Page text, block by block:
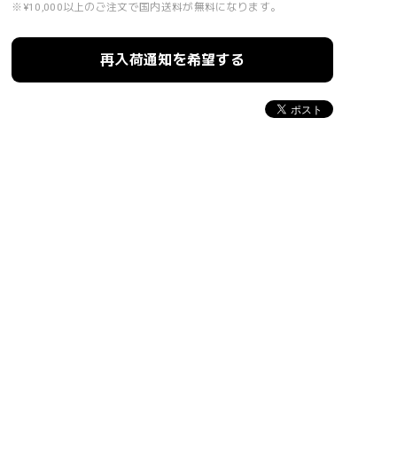
※¥10,000以上のご注文で国内送料が無料になります。
再入荷通知を希望する